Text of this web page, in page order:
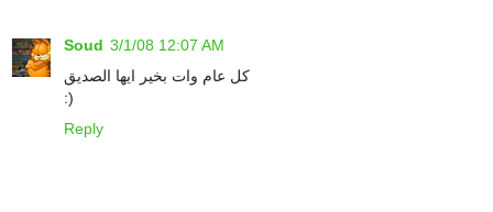
Soud 3/1/08 12:07 AM
كل عام وات بخير ايها الصديق
:)
Reply